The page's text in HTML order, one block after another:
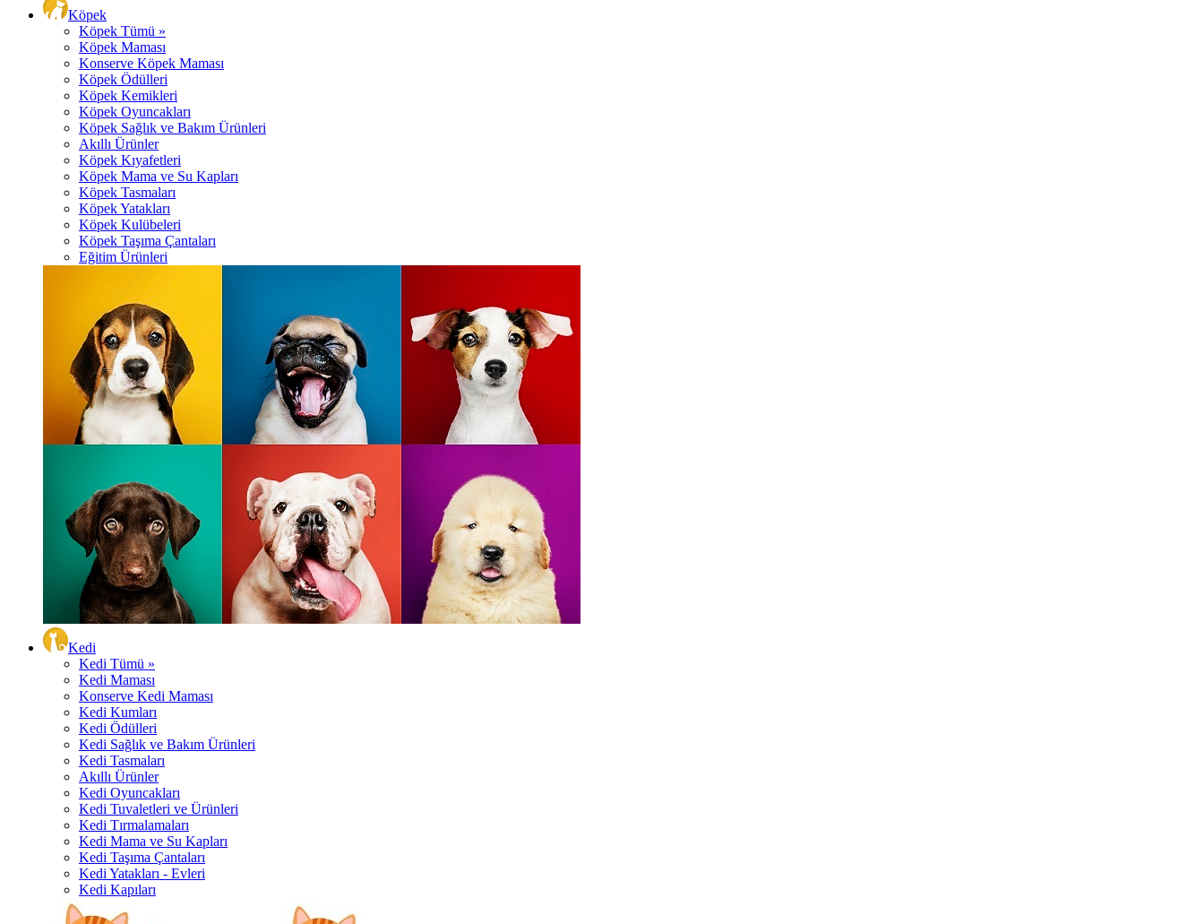
Köpek
Köpek Tümü »
Köpek Maması
Konserve Köpek Maması
Köpek Ödülleri
Köpek Kemikleri
Köpek Oyuncakları
Köpek Sağlık ve Bakım Ürünleri
Akıllı Ürünler
Köpek Kıyafetleri
Köpek Mama ve Su Kapları
Köpek Tasmaları
Köpek Yatakları
Köpek Kulübeleri
Köpek Taşıma Çantaları
Eğitim Ürünleri
Kedi
Kedi Tümü »
Kedi Maması
Konserve Kedi Maması
Kedi Kumları
Kedi Ödülleri
Kedi Sağlık ve Bakım Ürünleri
Kedi Tasmaları
Akıllı Ürünler
Kedi Oyuncakları
Kedi Tuvaletleri ve Ürünleri
Kedi Tırmalamaları
Kedi Mama ve Su Kapları
Kedi Taşıma Çantaları
Kedi Yatakları - Evleri
Kedi Kapıları